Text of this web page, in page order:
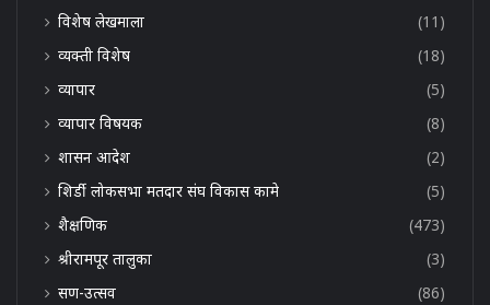
विशेष लेखमाला
(11)
व्यक्ती विशेष
(18)
व्यापार
(5)
व्यापार विषयक
(8)
शासन आदेश
(2)
शिर्डी लोकसभा मतदार संघ विकास कामे
(5)
शैक्षणिक
(473)
श्रीरामपूर तालुका
(3)
सण-उत्सव
(86)